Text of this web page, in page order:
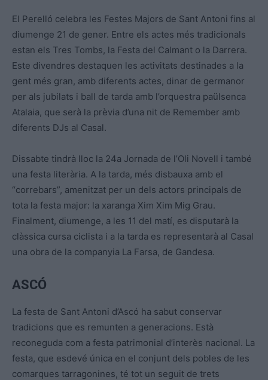
El Perelló celebra les Festes Majors de Sant Antoni fins al
diumenge 21 de gener. Entre els actes més tradicionals
estan els Tres Tombs, la Festa del Calmant o la Darrera.
Este divendres destaquen les activitats destinades a la
gent més gran, amb diferents actes, dinar de germanor
per als jubilats i ball de tarda amb l’orquestra paülsenca
Atalaia, que serà la prèvia d’una nit de Remember amb
diferents DJs al Casal.
Dissabte tindrà lloc la 24a Jornada de l’Oli Novell i també
una festa literària. A la tarda, més disbauxa amb el
“correbars”, amenitzat per un dels actors principals de
tota la festa major: la xaranga Xim Xim Mig Grau.
Finalment, diumenge, a les 11 del matí, es disputarà la
clàssica cursa ciclista i a la tarda es representarà al Casal
una obra de la companyia La Farsa, de Gandesa.
ASCÓ
La festa de Sant Antoni d’Ascó ha sabut conservar
tradicions que es remunten a generacions. Està
reconeguda com a festa patrimonial d’interès nacional. La
festa, que esdevé única en el conjunt dels pobles de les
comarques tarragonines, té tot un seguit de trets